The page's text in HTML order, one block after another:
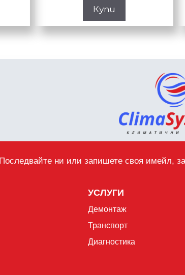
Купи
Последвайте ни или запишете своя имейл,
УСЛУГИ
Демонтаж
Транспорт
Диагностика